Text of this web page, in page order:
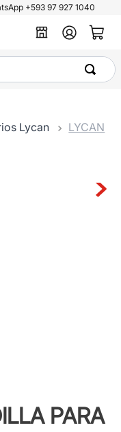
+593 97 927 1040
Lycan
LYCAN
PARA